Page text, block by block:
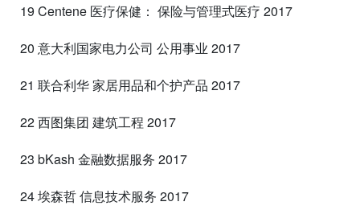
19 Centene 医疗保健： 保险与管理式医疗 2017
20 意大利国家电力公司 公用事业 2017
21 联合利华 家居用品和个护产品 2017
22 西图集团 建筑工程 2017
23 bKash 金融数据服务 2017
24 埃森哲 信息技术服务 2017